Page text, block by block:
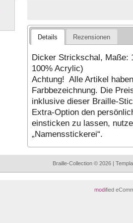
Details Rezensionen
Dicker Strickschal, Maße:
100% Acrylic)
Achtung! Alle Artikel
Farbbezeichnung. Die
inklusive dieser Braille-
Extra-Option den
einsticken zu lassen,
„Namensstickerei“.
Braille-Collection © 2026 |
modified